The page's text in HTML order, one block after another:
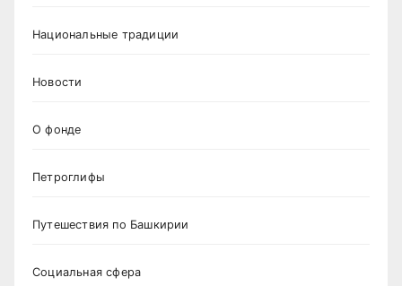
Национальные традиции
Новости
О фонде
Петроглифы
Путешествия по Башкирии
Социальная сфера